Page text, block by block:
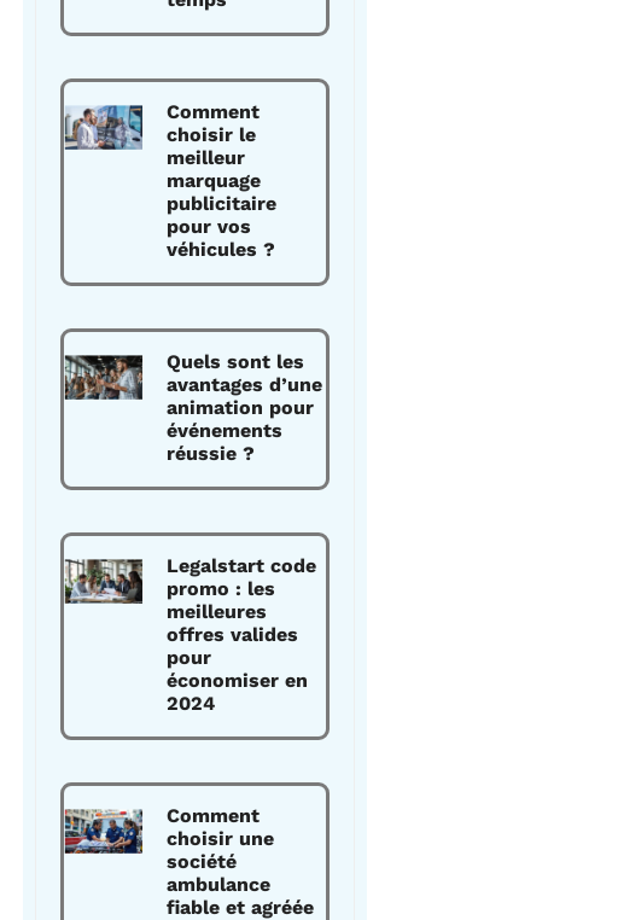
Comment
choisir le
meilleur
marquage
publicitaire
pour vos
véhicules ?
Quels sont les
avantages d’une
animation pour
événements
réussie ?
Legalstart code
promo : les
meilleures
offres valides
pour
économiser en
2024
Comment
choisir une
société
ambulance
fiable et agréée